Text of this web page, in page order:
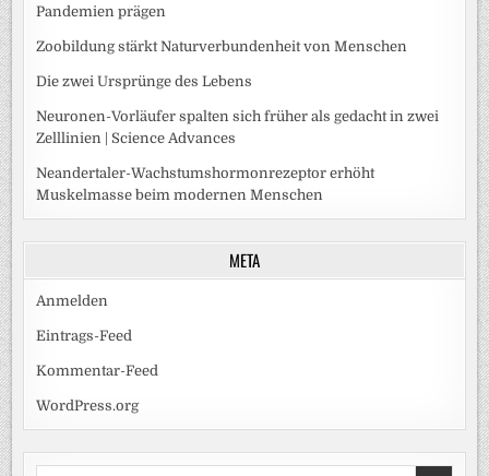
Pandemien prägen
Zoobildung stärkt Naturverbundenheit von Menschen
Die zwei Ursprünge des Lebens
Neuronen-Vorläufer spalten sich früher als gedacht in zwei
Zelllinien | Science Advances
Neandertaler-Wachstumshormonrezeptor erhöht
Muskelmasse beim modernen Menschen
META
Anmelden
Eintrags-Feed
Kommentar-Feed
WordPress.org